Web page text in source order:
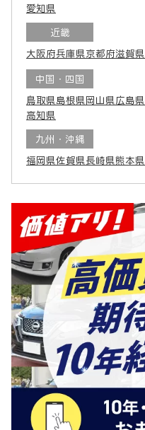
愛知県
近畿
大阪府兵庫県京都府滋賀県
中国・四国
鳥取県島根県 岡山県広島県
高知県
九州・沖縄
福岡県佐賀県長崎県熊本県